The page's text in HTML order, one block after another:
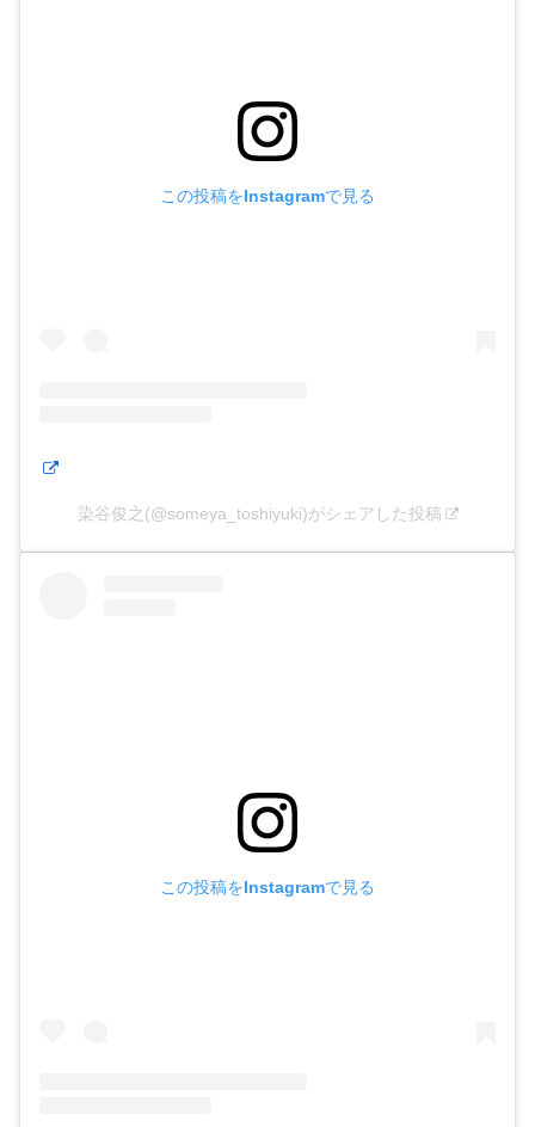
この投稿をInstagramで見る
染谷俊之(@someya_toshiyuki)がシェアした投稿
この投稿をInstagramで見る